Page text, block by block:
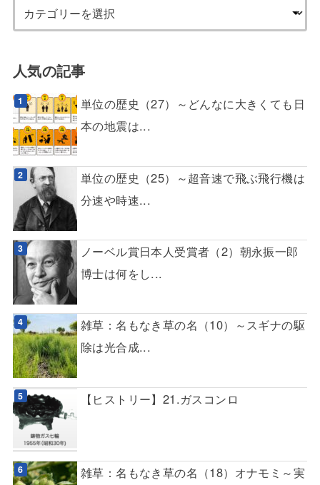
人気の記事
単位の歴史（27）～どんなに大きくても日
本の地震は...
単位の歴史（25）～超音速で飛ぶ飛行機は
分速や時速...
ノーベル賞日本人受賞者（2）朝永振一郎
博士は何をし...
雑草：名もなき草の名（10）～スギナの駆
除は光合成...
【ヒストリー】21.ガスコンロ
雑草：名もなき草の名（18）オナモミ～実